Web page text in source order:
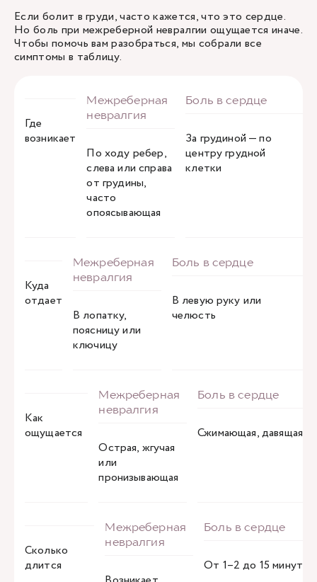
Если болит в груди, часто кажется, что это сердце.
Но боль при межреберной невралгии ощущается иначе.
Чтобы помочь вам разобраться, мы собрали все
симптомы в таблицу.
Где
возникает
По ходу ребер,
слева или справа
от грудины,
часто
опоясывающая
За грудиной — по
центру грудной
клетки
Куда
отдает
В лопатку,
поясницу или
ключицу
В левую руку или
челюсть
Как
ощущается
Острая, жгучая
или
пронизывающая
Сжимающая, давящая
Сколько
длится
От 1–2 до 15 минут